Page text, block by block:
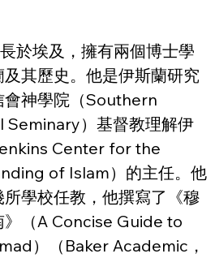
於埃及，擁有兩個博士學
其歷史。他是伊斯蘭研究
會神學院（Southern
）基督教理解伊
Center for the
of Islam）的主任。他
學校任教，他撰寫了《穆
》（A Concise Guide to
）（Baker Academic，